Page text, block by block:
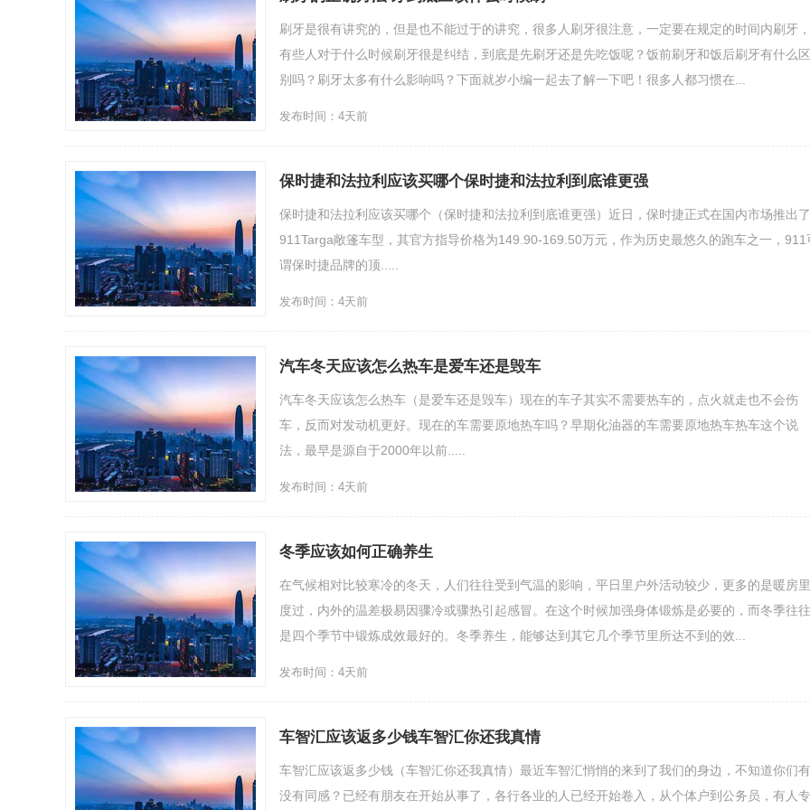
刷牙是很有讲究的，但是也不能过于的讲究，很多人刷牙很注意，一定要在规定的时间内刷牙，
有些人对于什么时候刷牙很是纠结，到底是先刷牙还是先吃饭呢？饭前刷牙和饭后刷牙有什么区
别吗？刷牙太多有什么影响吗？下面就岁小编一起去了解一下吧！很多人都习惯在...
发布时间：4天前
保时捷和法拉利应该买哪个保时捷和法拉利到底谁更强
保时捷和法拉利应该买哪个（保时捷和法拉利到底谁更强）近日，保时捷正式在国内市场推出了
911Targa敞篷车型，其官方指导价格为149.90-169.50万元，作为历史最悠久的跑车之一，911
谓保时捷品牌的顶.....
发布时间：4天前
汽车冬天应该怎么热车是爱车还是毁车
汽车冬天应该怎么热车（是爱车还是毁车）现在的车子其实不需要热车的，点火就走也不会伤
车，反而对发动机更好。现在的车需要原地热车吗？早期化油器的车需要原地热车热车这个说
法，最早是源自于2000年以前.....
发布时间：4天前
冬季应该如何正确养生
在气候相对比较寒冷的冬天，人们往往受到气温的影响，平日里户外活动较少，更多的是暖房里
度过，内外的温差极易因骤冷或骤热引起感冒。在这个时候加强身体锻炼是必要的，而冬季往往
是四个季节中锻炼成效最好的。冬季养生，能够达到其它几个季节里所达不到的效...
发布时间：4天前
车智汇应该返多少钱车智汇你还我真情
车智汇应该返多少钱（车智汇你还我真情）最近车智汇悄悄的来到了我们的身边，不知道你们有
没有同感？已经有朋友在开始从事了，各行各业的人已经开始卷入，从个体户到公务员，有人专